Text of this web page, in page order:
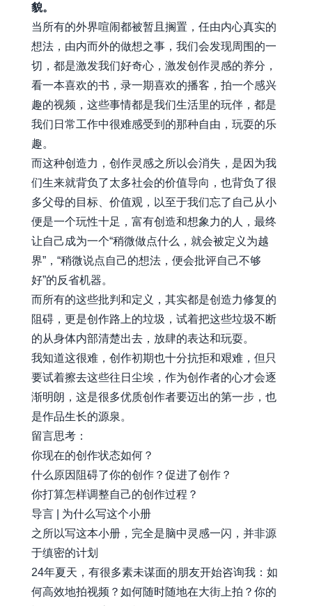
貌。
当所有的外界喧闹都被暂且搁置，任由内心真实的
想法，由内而外的做想之事，我们会发现周围的一
切，都是激发我们好奇心，激发创作灵感的养分，
看一本喜欢的书，录一期喜欢的播客，拍一个感兴
趣的视频，这些事情都是我们生活里的玩伴，都是
我们日常工作中很难感受到的那种自由，玩耍的乐
趣。
而这种创造力，创作灵感之所以会消失，是因为我
们生来就背负了太多社会的价值导向，也背负了很
多父母的目标、价值观，以至于我们忘了自己从小
便是一个玩性十足，富有创造和想象力的人，最终
让自己成为一个“稍微做点什么，就会被定义为越
界”，“稍微说点自己的想法，便会批评自己不够
好”的反省机器。
而所有的这些批判和定义，其实都是创造力修复的
阻碍，更是创作路上的垃圾，试着把这些垃圾不断
的从身体内部清楚出去，放肆的表达和玩耍。
我知道这很难，创作初期也十分抗拒和艰难，但只
要试着擦去这些往日尘埃，作为创作者的心才会逐
渐明朗，这是很多优质创作者要迈出的第一步，也
是作品生长的源泉。
留言思考：
你现在的创作状态如何？
什么原因阻碍了你的创作？促进了创作？
你打算怎样调整自己的创作过程？
导言 | 为什么写这个小册
之所以写这本小册，完全是脑中灵感一闪，并非源
于缜密的计划
24年夏天，有很多素未谋面的朋友开始咨询我：如
何高效地拍视频？如何随时随地在大街上拍？你的